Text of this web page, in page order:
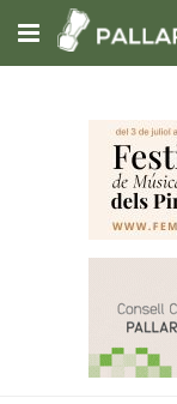
Subscriu-t'hi
Portada